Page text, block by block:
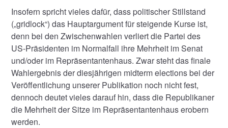
Insofern spricht vieles dafür, dass politischer Stillstand
(„gridlock“) das Hauptargument für steigende Kurse ist,
denn bei den Zwischenwahlen verliert die Partei des
US-Präsidenten im Normalfall ihre Mehrheit im Senat
und/oder im Repräsentantenhaus. Zwar steht das finale
Wahlergebnis der diesjährigen midterm elections bei der
Veröffentlichung unserer Publikation noch nicht fest,
dennoch deutet vieles darauf hin, dass die Republikaner
die Mehrheit der Sitze im Repräsentantenhaus erobern
werden.